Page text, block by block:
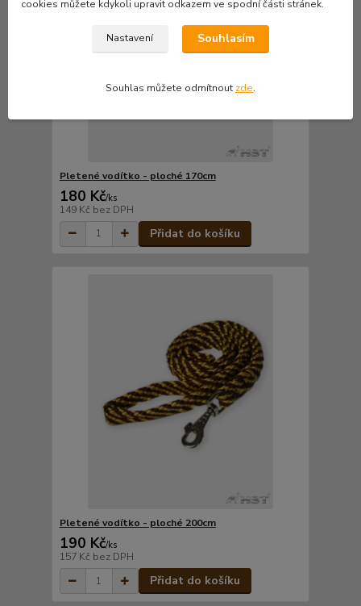
Pletené vodítko - ploché 170cm
180 Kč/ks
149 Kč bez DPH
Přidat do košíku
Pletené vodítko - ploché 200cm
190 Kč/ks
157 Kč bez DPH
Přidat do košíku
cookies můžete kdykoli upravit odkazem ve spodní části stránek.
Nastavení Souhlasím
Souhlas můžete odmítnout zde.